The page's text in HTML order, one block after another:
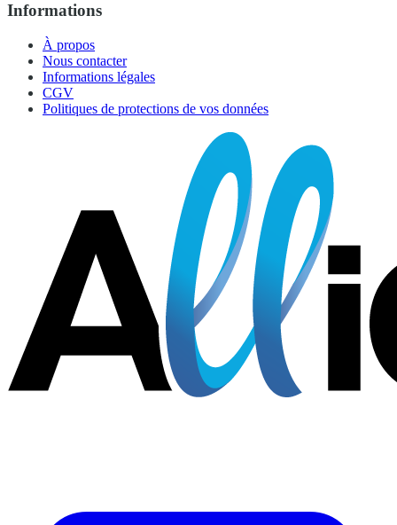
Informations
À propos
Nous contacter
Informations légales
CGV
Politiques de protections de vos données